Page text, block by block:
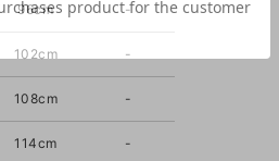
96cm
102cm
108cm
114cm
-
-
-
-